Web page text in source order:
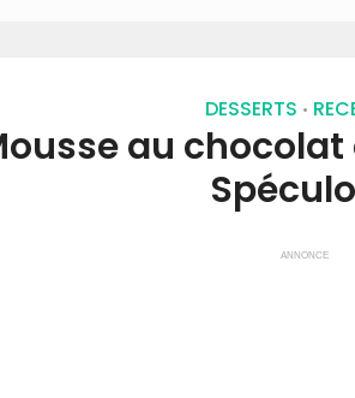
DESSERTS •
au
ANNONCE